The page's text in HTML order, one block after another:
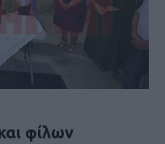
φίλων